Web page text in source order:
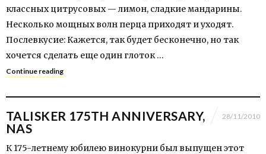
классных цитрусовых — лимон, сладкие мандарины.
Несколько мощных волн перца приходят и уходят.
Послевкусие: Кажется, так будет бесконечно, но так
хочется сделать еще один глоток …
Continue reading
TALISKER 175TH ANNIVERSARY,
NAS
28/11/2010
К 175-летнему юбилею винокурни был выпущен этот